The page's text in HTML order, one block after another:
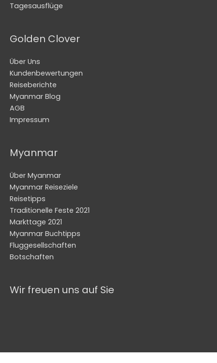
Tagesausflüge
Golden Clover
Über Uns
Kundenbewertungen
Reiseberichte
Myanmar Blog
AGB
Impressum
Myanmar
Über Myanmar
Myanmar Reiseziele
Reisetipps
Traditionelle Feste 2021
Markttage 2021
Myanmar Buchtipps
Fluggesellschaften
Botschaften
Wir freuen uns auf Sie